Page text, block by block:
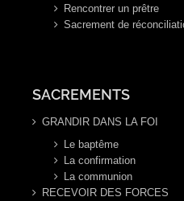
Rencontrer un prêtre
Sacrement de
SACREMENTS
GRANDIR DANS LA FOI
Le baptême
La confirmation
La communion
RECEVOIR DES FORCES